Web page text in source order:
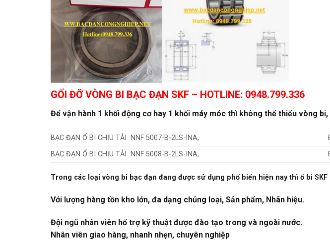
GỐI ĐỠ VÒNG BI BẠC ĐẠN SKF – HOTLINE: 0948.799.336
Để vận hành 1 khối động cơ hay 1 khối máy móc thì không thể thiếu vòng
BẠC ĐẠN Ổ BI CHỊU TẢI NNF 5007-B-2LS-INA,
BẠC ĐẠN Ổ BI CHỊU TẢI NNF 5008-B-2LS-INA,
Trong các loại vòng bi bạc đạn đang được sử dụng phổ biến hiện nay thì ổ bi SKF
Với lượng hàng tồn kho lớn, đa dạng chủng loại, Sản phẩm, Nhãn hiệu.
Đội ngũ nhân viên hổ trợ kỹ thuật được đào tạo trong và ngoài nước.
Nhân viên giao hàng, nhanh nhẹn, chuyên nghiệp